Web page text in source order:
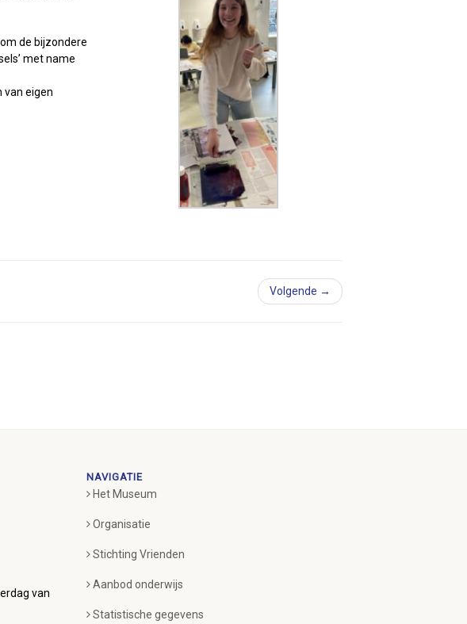
de bijzondere
met name
van eigen
Volgende →
van
NAVIGATIE
Het Museum
Organisatie
Stichting Vrienden
Aanbod onderwijs
Statistische gegevens